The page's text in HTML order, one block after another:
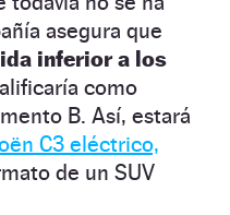
asegura que
inferior a los
como
B. Así, estará
C3 eléctrico,
de un SUV